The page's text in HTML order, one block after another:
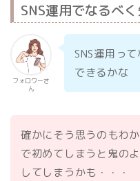
SNS運用でなるべ
フォロワーさ
ん
SNS運用っ
できるかな
確かにそう思うのもわ
で初めてしまうと鬼の
してしまうかも・・・